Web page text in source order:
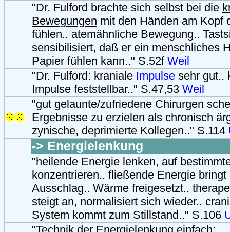
"Dr. Fulford brachte sich selbst bei die
Bewegungen mit den Händen am Kopf
fühlen.. atemähnliche Bewegung..
sensibilisiert, daß er ein menschliches
Papier fühlen kann.." S.52f Weil
"Dr. Fulford: kraniale Impulse sehr gut..
Impulse feststellbar.." S.47,53 Weil
"gut gelaunte/zufriedene Chirurgen
Ergebnisse zu erzielen als chronisch
zynische, deprimierte Kollegen.." S.114
-> Energielenkung
"heilende Energie lenken, auf
konzentrieren.. fließende Energie
Ausschlag.. Wärme freigesetzt..
steigt an, normalisiert sich wieder..
System kommt zum Stillstand.." S.106